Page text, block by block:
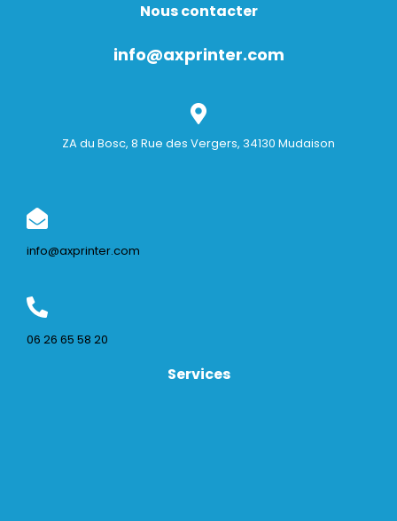
Nous contacter
info@axprinter.com
ZA du Bosc, 8 Rue des Vergers, 34130 Mudaison
info@axprinter.com
06 26 65 58 20
Services